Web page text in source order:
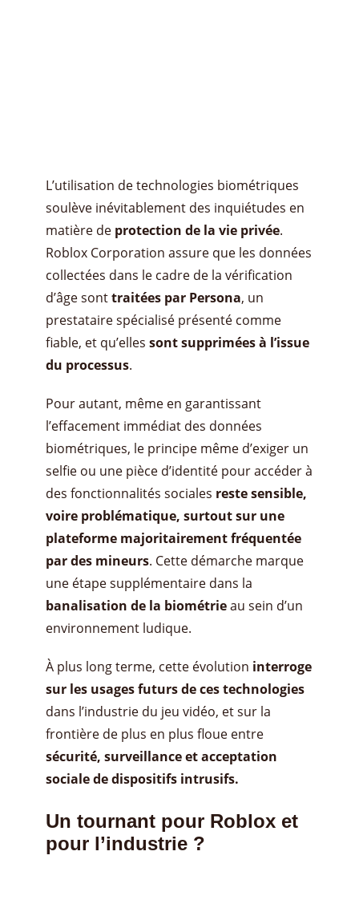
L’utilisation de technologies biométriques
soulève inévitablement des inquiétudes en
matière de protection de la vie privée.
Roblox Corporation assure que les données
collectées dans le cadre de la vérification
d’âge sonttraitées par Persona, un
prestataire spécialisé présenté comme
fiable, et qu’elles sont supprimées à l’issue
du processus.
Pour autant, même en garantissant
l’effacement immédiat des données
biométriques, le principe même d’exiger un
selfie ou une pièce d’identité pour accéder à
des fonctionnalités sociales reste sensible,
voire problématique, surtout sur une
plateforme majoritairement fréquentée
par des mineurs. Cette démarche marque
une étape supplémentaire dans la
banalisation de la biométrieau sein d’un
environnement ludique.
À plus long terme, cette évolution interroge
sur les usages futurs de ces technologies
dans l’industrie du jeu vidéo, et sur la
frontière de plus en plus floue entre
sécurité, surveillance et acceptation
sociale de dispositifs intrusifs.
Un tournant pour Roblox et
pour l’industrie ?